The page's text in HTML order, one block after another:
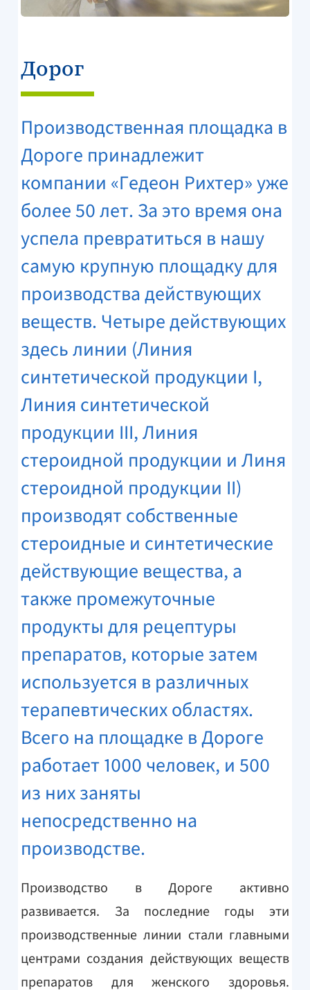
Дорог
Производственная площадка в
Дороге принадлежит
компании «Гедеон Рихтер» уже
более 50 лет. За это время она
успела превратиться в нашу
самую крупную площадку для
производства действующих
веществ. Четыре действующих
здесь линии (Линия
синтетической продукции I,
Линия синтетической
продукции III, Линия
стероидной продукции и Линя
стероидной продукции II)
производят собственные
стероидные и синтетические
действующие вещества, а
также промежуточные
продукты для рецептуры
препаратов, которые затем
используется в различных
терапевтических областях.
Всего на площадке в Дороге
работает 1000 человек, и 500
из них заняты
непосредственно на
производстве.
Производство в Дороге активно
развивается. За последние годы эти
производственные линии стали главными
центрами создания действующих веществ
препаратов для женского здоровья.